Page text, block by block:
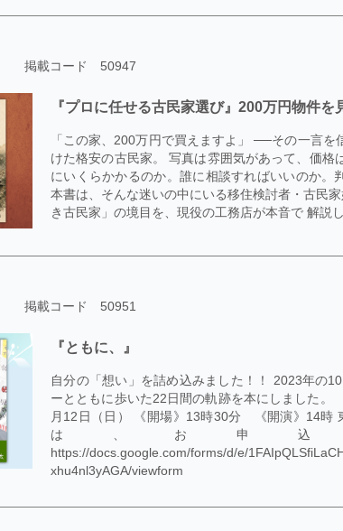
掲載コード 50947
『プロに任せる古民家選び』200万円物件を
「この家、200万円で買えますよ」 ──その一言
けた格安の古民家。 写真は雰囲気があって、価
にいくらかかるのか。誰に相談すればいいのか。
本書は、そんな迷いの中にいる移住検討者・古民
き古民家」の境目を、現役の工務店が本音で 解説
掲載コード 50951
『ともに、』
自分の「想い」を詰め込みました！！ 2023年の
ーとともに歩いた22日間の軌跡を本にしました。
月12日（日） 《開場》13時30分 《開演》14時
は、お申
https://docs.google.com/forms/d/e/
xhu4nl3yAGA/viewform